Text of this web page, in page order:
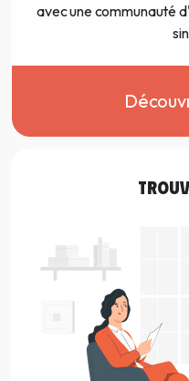
avec une communauté